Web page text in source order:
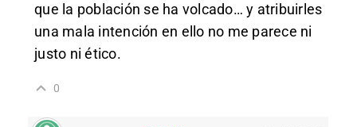
que la población se ha volcado… y atribuirles
una mala intención en ello no me parece ni
justo ni ético.
0